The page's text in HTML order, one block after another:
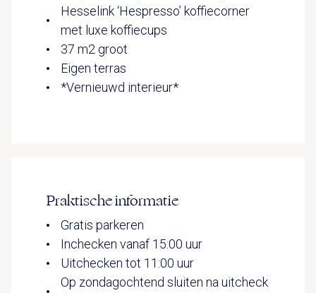
Hesselink ‘Hespresso’ koffiecorner
met luxe koffiecups
37 m2 groot
Eigen terras
*Vernieuwd interieur*
Praktische informatie
Gratis parkeren
Inchecken vanaf 15:00 uur
Uitchecken tot 11:00 uur
Op zondagochtend sluiten na uitcheck